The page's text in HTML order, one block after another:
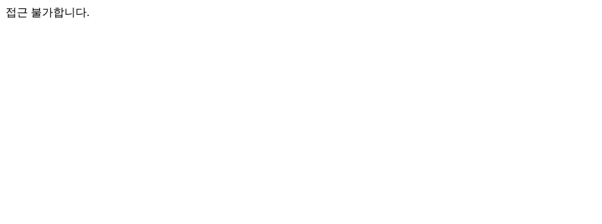
접근 불가합니다.